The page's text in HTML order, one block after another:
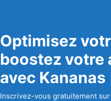
Optimisez
boostez votre
avec Kananas
Inscrivez-vous gratuitement